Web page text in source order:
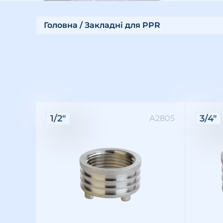
Головна / Закладні для PPR
1/2" А2805
Різьба: внутрішня
Розмір різьби: 1/2"
Матеріал: латунь
3/4"